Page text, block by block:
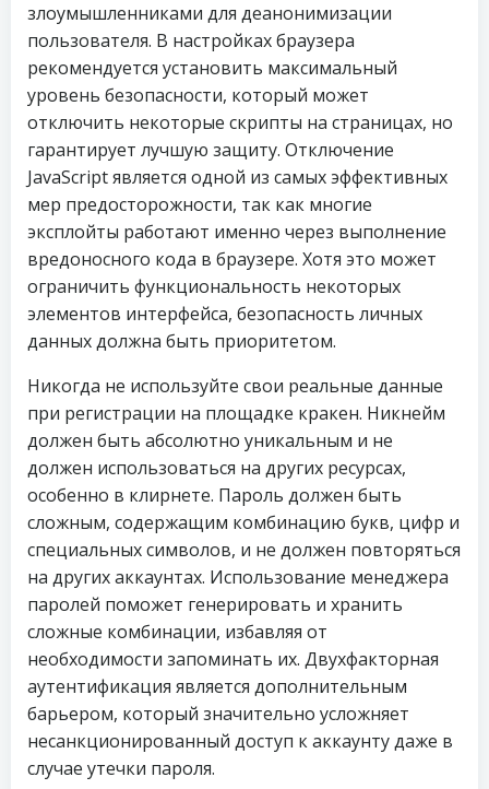
злоумышленниками для деанонимизации
пользователя. В настройках браузера
рекомендуется установить максимальный
уровень безопасности, который может
отключить некоторые скрипты на страницах, но
гарантирует лучшую защиту. Отключение
JavaScript является одной из самых эффективных
мер предосторожности, так как многие
эксплойты работают именно через выполнение
вредоносного кода в браузере. Хотя это может
ограничить функциональность некоторых
элементов интерфейса, безопасность личных
данных должна быть приоритетом.
Никогда не используйте свои реальные данные
при регистрации на площадке кракен. Никнейм
должен быть абсолютно уникальным и не
должен использоваться на других ресурсах,
особенно в клирнете. Пароль должен быть
сложным, содержащим комбинацию букв, цифр и
специальных символов, и не должен повторяться
на других аккаунтах. Использование менеджера
паролей поможет генерировать и хранить
сложные комбинации, избавляя от
необходимости запоминать их. Двухфакторная
аутентификация является дополнительным
барьером, который значительно усложняет
несанкционированный доступ к аккаунту даже в
случае утечки пароля.